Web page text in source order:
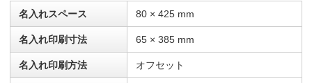
名入れスペース 80 × 425 mm
名入れ印刷寸法 65 × 385 mm
名入れ印刷方法 オフセット